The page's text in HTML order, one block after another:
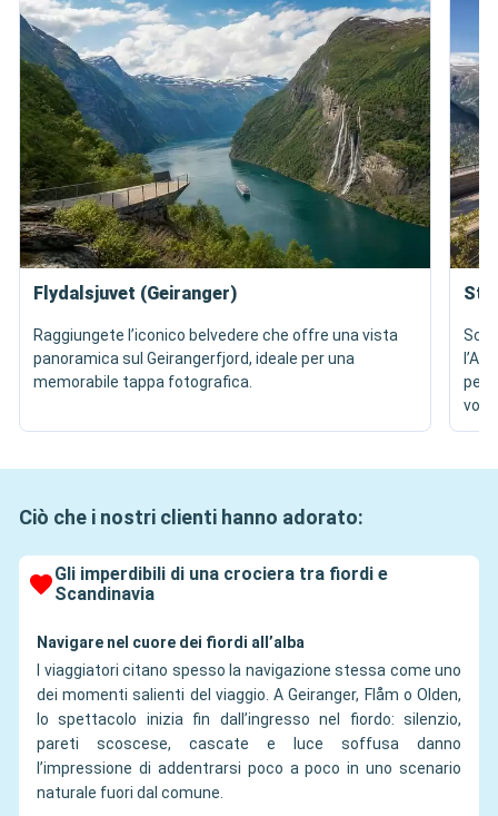
Flydalsjuvet (Geiranger)
Raggiungete l’iconico belvedere che offre una vista
panoramica sul Geirangerfjord, ideale per una
memorabile tappa fotografica.
Ciò che i nostri clienti hanno adorato:
Gli imperdibili di una crociera tra fiordi e
Scandinavia
Navigare nel cuore dei fiordi all’alba
I viaggiatori citano spesso la navigazione stessa come uno
dei momenti salienti del viaggio. A Geiranger, Flåm o Olden,
lo spettacolo inizia fin dall’ingresso nel fiordo: silenzio,
pareti scoscese, cascate e luce soffusa danno
l’impressione di addentrarsi poco a poco in uno scenario
naturale fuori dal comune.